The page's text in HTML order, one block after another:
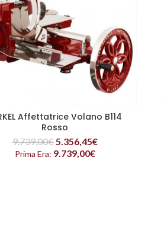
LEGGI TUTTO
Affettatrice Volano B114
Rosso
9.739,00€ 5.356,45€
Prima Era: 9.739,00€